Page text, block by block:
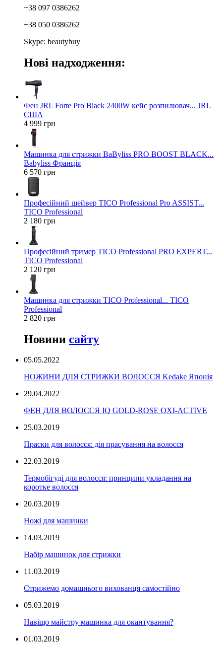
+38 097 0386262
+38 050 0386262
Skype: beautybuy
Нові надходження:
Фен JRL Forte Pro Black 2400W кейс розпилювач... JRL
США
4 999 грн
Машинка для стрижки BaByliss PRO BOOST BLACK...
Babyliss Франція
6 570 грн
Професійний шейвер TICO Professional Pro ASSIST...
TICO Professional
2 180 грн
Професійний тример TICO Professional PRO EXPERT...
TICO Professional
2 120 грн
Машинка для стрижки TICO Professional... TICO
Professional
2 820 грн
Новини сайту
05.05.2022
НОЖИНИ ДЛЯ СТРИЖКИ ВОЛОССЯ Kedake Японія
29.04.2022
ФЕН ДЛЯ ВОЛОССЯ IQ GOLD-ROSE OXI-ACTIVE
25.03.2019
Праски для волосся: дія прасування на волосся
22.03.2019
Термобігуді для волосся: принципи укладання на
коротке волосся
20.03.2019
Ножі для машинки
14.03.2019
Набір машинок для стрижки
11.03.2019
Стрижемо домашнього вихованця самостійно
05.03.2019
Навіщо майстру машинка для окантування?
01.03.2019